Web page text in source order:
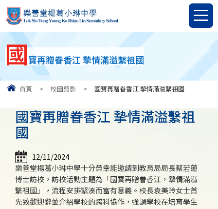
國寶再贈眷香江 摯情滿溢繫祖國
首頁 > 校園剪影 > 國寶再贈眷香江 摯情滿溢繫祖國
國寶再贈眷香江 摯情滿溢繫祖
國
12/11/2024
樂善堂楊葛小琳中學十分榮幸能邀請到教育局局長蔡若蓮
博士訪校，訪校活動主題為「國寶再贈眷香江，摯情滿溢
繫祖國」，流程安排緊湊而富有意義。校長袁美玲女士首
先致歡迎辭並介紹學校的跨科協作，強調學校在培育學生